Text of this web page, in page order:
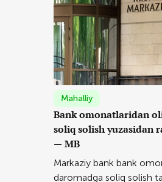
Mahalliy
Bank omonatlaridan
soliq solish yuzasidan
— MB
Markaziy bank bank
daromadga soliq solish